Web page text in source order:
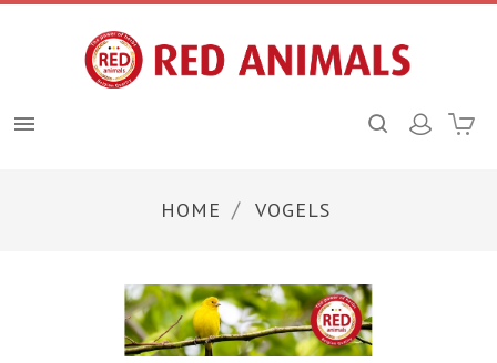

HOME VOGELS